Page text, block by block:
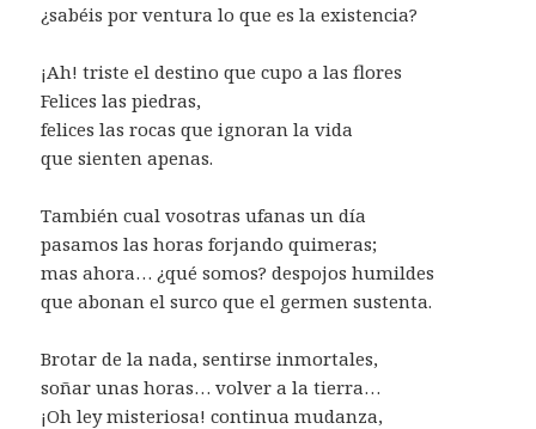
¿sabéis por ventura lo que es la existencia?
¡Ah! triste el destino que cupo a las flores
Felices las piedras,
felices las rocas que ignoran la vida
que sienten apenas.
También cual vosotras ufanas un día
pasamos las horas forjando quimeras;
mas ahora… ¿qué somos? despojos humildes
que abonan el surco que el germen sustenta.
Brotar de la nada, sentirse inmortales,
soñar unas horas… volver a la tierra…
¡Oh ley misteriosa! continua mudanza,